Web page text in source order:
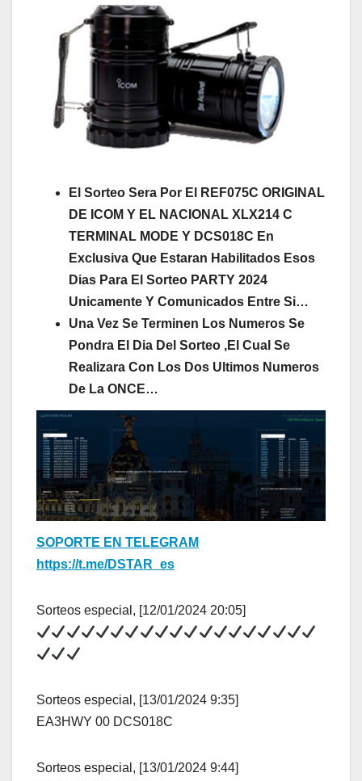
El Sorteo Sera Por El REF075C ORIGINAL
DE ICOM Y EL NACIONAL XLX214 C
TERMINAL MODE Y DCS018C En
Exclusiva Que Estaran Habilitados Esos
Dias Para El Sorteo PARTY 2024
Unicamente Y Comunicados Entre Si…
Una Vez Se Terminen Los Numeros Se
Pondra El Dia Del Sorteo ,El Cual Se
Realizara Con Los Dos Ultimos Numeros
De La ONCE…
SOPORTE EN TELEGRAM
https://t.me/DSTAR_es
Sorteos especial, [12/01/2024 20:05]
Sorteos especial, [13/01/2024 9:35]
EA3HWY 00 DCS018C
Sorteos especial, [13/01/2024 9:44]